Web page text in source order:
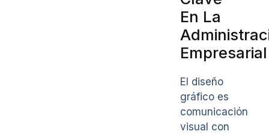
En La
Empresarial
El diseño
gráfico es
comunicación
visual con